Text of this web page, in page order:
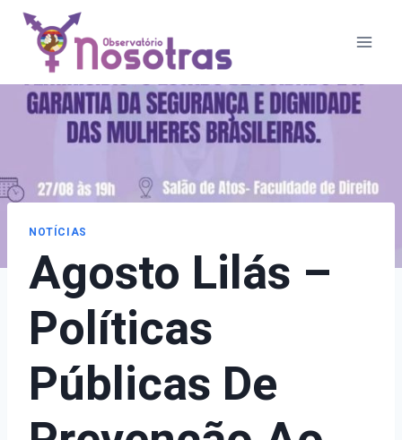
Pular
Conteúdo
NOTÍCIAS
Agosto Lilás –
Políticas
Públicas De